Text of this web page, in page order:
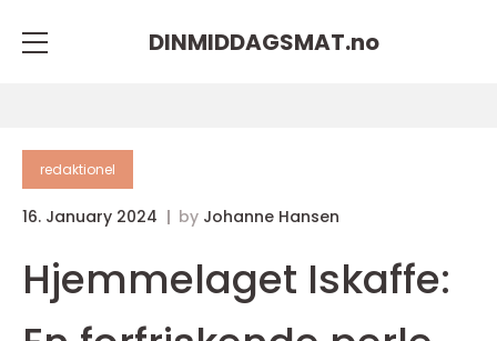
DINMIDDAGSMAT.no
redaktionel
16. January 2024 by Johanne Hansen
Hjemmelaget Iskaffe: